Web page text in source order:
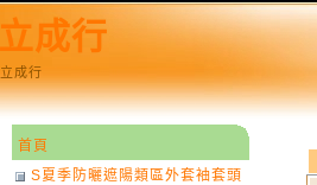
立成行
立成行
首頁
S夏季防曬遮陽類區外套袖套頭